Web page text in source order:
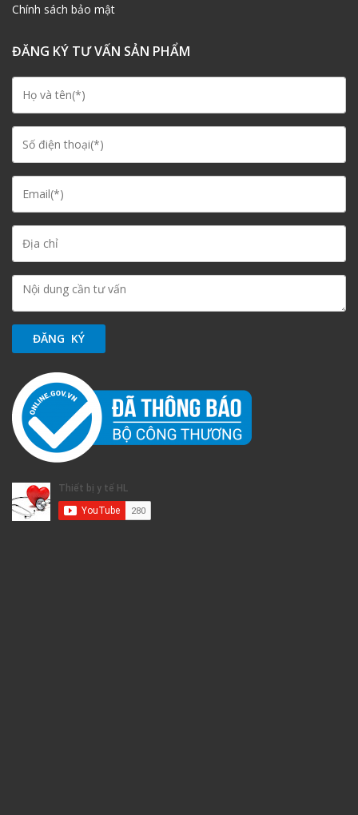
Chính sách bảo mật
ĐĂNG KÝ TƯ VẤN SẢN PHẨM